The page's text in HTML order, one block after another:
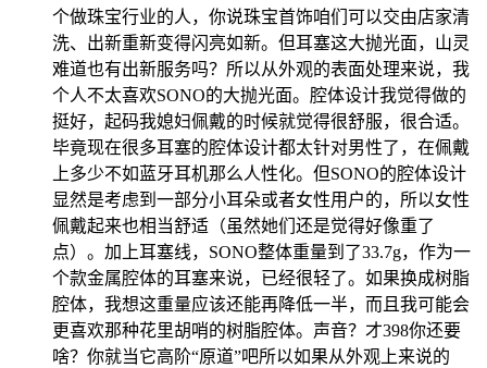
个做珠宝行业的人，你说珠宝首饰咱们可以交由店家清
洗、出新重新变得闪亮如新。但耳塞这大抛光面，山灵
难道也有出新服务吗？所以从外观的表面处理来说，我
个人不太喜欢SONO的大抛光面。腔体设计我觉得做的
挺好，起码我媳妇佩戴的时候就觉得很舒服，很合适。
毕竟现在很多耳塞的腔体设计都太针对男性了，在佩戴
上多少不如蓝牙耳机那么人性化。但SONO的腔体设计
显然是考虑到一部分小耳朵或者女性用户的，所以女性
佩戴起来也相当舒适（虽然她们还是觉得好像重了
点）。加上耳塞线，SONO整体重量到了33.7g，作为一
个款金属腔体的耳塞来说，已经很轻了。如果换成树脂
腔体，我想这重量应该还能再降低一半，而且我可能会
更喜欢那种花里胡哨的树脂腔体。声音？才398你还要
啥？你就当它高阶“原道”吧所以如果从外观上来说的